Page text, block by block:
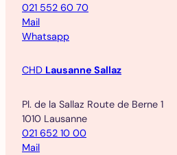
021 552 60 70
Mail
Whatsapp
CHD Lausanne Sallaz
Pl. de la Sallaz Route de Berne 1
1010 Lausanne
021 652 10 00
Mail